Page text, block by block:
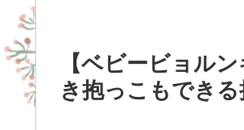
【ベビービョル
き抱っこもでき